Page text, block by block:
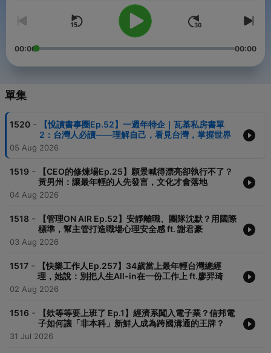
【快樂工作人】：每週一08:00更新
職場沒人教的事，讓Cheers快樂工作人告訴你。
【管理ON AIR】：每週二08:00更新
名師親自說課，帶你聽懂管理痛點，應用課程解方，一起學習與改
變。
掌握產業變局，帶領職場人洞察先機，與決策者深聊育才用才之
【CEO的修煉場】：每月第一、三每週三08:00更新
天下CEO邀請各行業CEO朋友們分享面對大環境變化下的挑戰，如
何修煉、堅持信念。
【請問CEO】：每月第二、四週三08:00更新
不是老闆來說教，是聽他們內傷後的人生信念，思維轉念的靈光乍
現！
【悅讀書事圈】：每週四08:00更新
出版編輯第一手分享的共讀圈，更快速掌握好書的精華與觀點。
一趟捷運的時間，聽一本好書的精彩。
Powered by
00:00 00:00
單集
1520 -
【悅讀書事圈Ep.52】一週年特企｜瓦基私房書單
2：台灣人必讀——理解自己，看見台灣，掌握世界
05 Aug 2026
1519 -
【CEO的修煉場Ep.25】願景喊得漂亮卻執行不了？
黃男州：讓最年輕的人先發言，文化才會落地
04 Aug 2026
1518 -
【管理ON AIR Ep.52】安靜離職、團隊沈默？用國際
標準，幫主管打造職場心理安全感 ft. 謝君豪
03 Aug 2026
1517 -
【快樂工作人Ep.257】34歲當上最年輕台灣總經
理，她說：別把人生All-in在一份工作上 ft.廖羿琦
02 Aug 2026
1516 -
【欸等等要上班了 Ep.1】經濟系闖入電子業？信邦電
子如何讓「非本科」新鮮人成為跨國溝通的王牌？
31 Jul 2026